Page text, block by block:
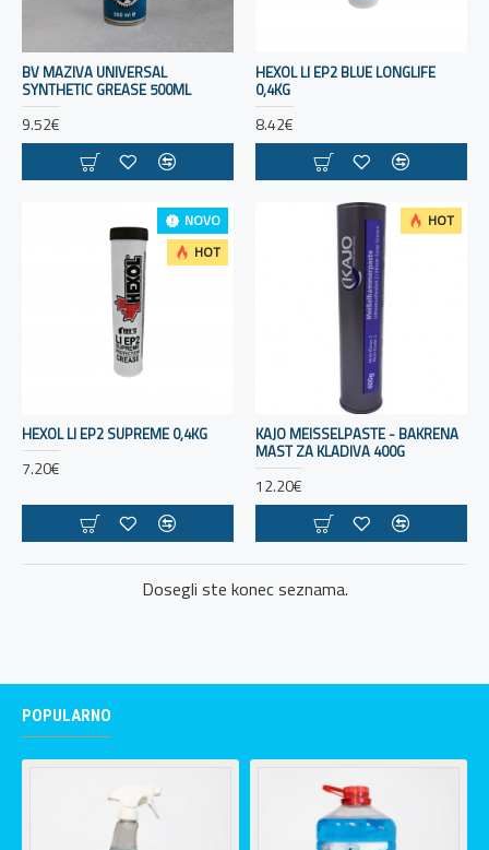
BV MAZIVA UNIVERSAL
SYNTHETIC GREASE 500ML
9.52€
HEXOL LI EP2 BLUE LONGLIFE
0,4KG
8.42€
NOVO
HOT
HEXOL LI EP2 SUPREME 0,4KG
7.20€
HOT
KAJO MEISSELPASTE - BAKRENA
MAST ZA KLADIVA 400G
12.20€
Dosegli ste konec seznama.
POPULARNO